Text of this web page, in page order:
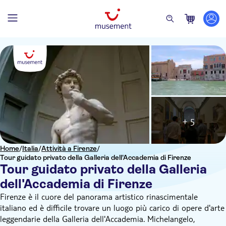
Home/Italia/Attività a Firenze/
Tour guidato privato della Galleria dell'Accademia di Firenze
Tour guidato privato della Galleria
dell'Accademia di Firenze
+ 5
Firenze è il cuore del panorama artistico rinascimentale
italiano ed è difficile trovare un luogo più carico di opere d'arte
leggendarie della Galleria dell'Accademia. Michelangelo,